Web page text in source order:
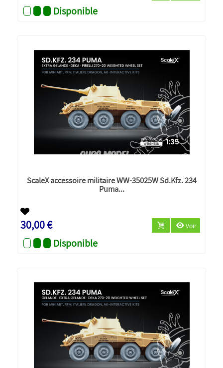
Disponible
ScaleX accessoire militaire WW-35025W Sd.Kfz. 234
Puma...
30,00 € Voir
Disponible